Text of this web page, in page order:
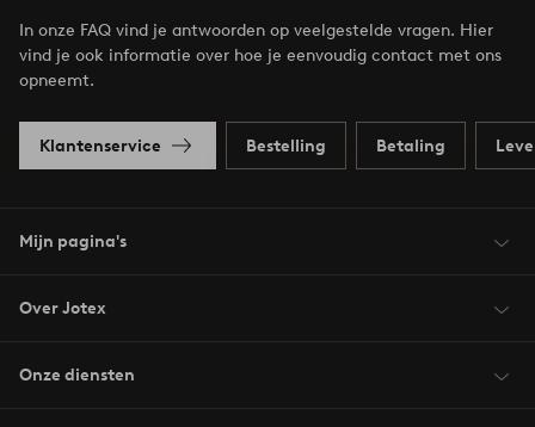
In onze FAQ vind je antwoorden op veelgestelde vragen. Hier
vind je ook informatie over hoe je eenvoudig contact met ons
opneemt.
Klantenservice Bestelling Betaling
Mijn pagina's
Over Jotex
Onze diensten